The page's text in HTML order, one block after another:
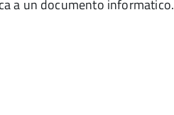
a un documento informatico.